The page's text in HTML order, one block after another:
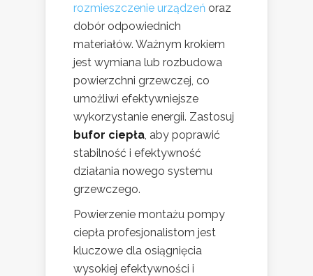
rozmieszczenie urządzeń oraz
dobór odpowiednich
materiałów. Ważnym krokiem
jest wymiana lub rozbudowa
powierzchni grzewczej, co
umożliwi efektywniejsze
wykorzystanie energii. Zastosuj
bufor ciepła , aby poprawić
stabilność i efektywność
działania nowego systemu
grzewczego.
Powierzenie montażu pompy
ciepła profesjonalistom jest
kluczowe dla osiągnięcia
wysokiej efektywności i